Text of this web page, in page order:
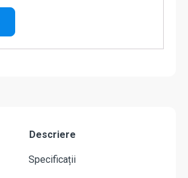
Descriere
Specificații